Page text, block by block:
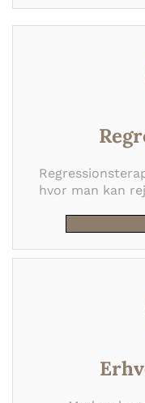
hvor man kan